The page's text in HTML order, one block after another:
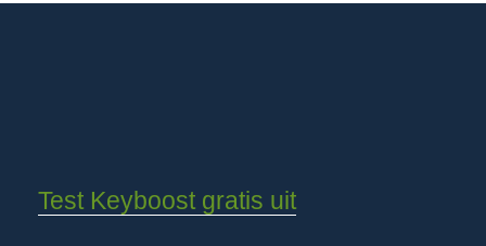
Test Keyboost gratis uit